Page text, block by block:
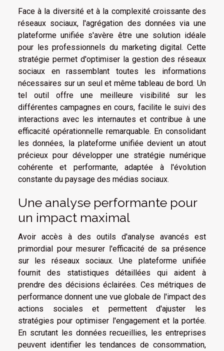
Face à la diversité et à la complexité croissante des
réseaux sociaux, l'agrégation des données via une
plateforme unifiée s'avère être une solution idéale
pour les professionnels du marketing digital. Cette
stratégie permet d'optimiser la gestion des réseaux
sociaux en rassemblant toutes les informations
nécessaires sur un seul et même tableau de bord. Un
tel outil offre une meilleure visibilité sur les
différentes campagnes en cours, facilite le suivi des
interactions avec les internautes et contribue à une
efficacité opérationnelle remarquable. En consolidant
les données, la plateforme unifiée devient un atout
précieux pour développer une stratégie numérique
cohérente et performante, adaptée à l'évolution
constante du paysage des médias sociaux.
Une analyse performante pour
un impact maximal
Avoir accès à des outils d'analyse avancés est
primordial pour mesurer l'efficacité de sa présence
sur les réseaux sociaux. Une plateforme unifiée
fournit des statistiques détaillées qui aident à
prendre des décisions éclairées. Ces métriques de
performance donnent une vue globale de l'impact des
actions sociales et permettent d'ajuster les
stratégies pour optimiser l'engagement et la portée.
En scrutant les données recueillies, les entreprises
peuvent identifier les tendances de consommation,